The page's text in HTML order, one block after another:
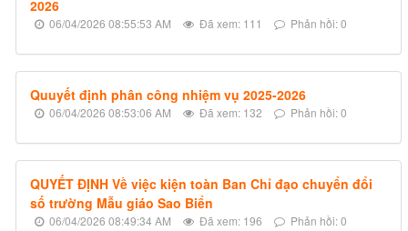
2026
06/04/2026 08:55:53 AM Đã xem: 111 Phản hồi: 0
Quuyết định phân công nhiệm vụ 2025-2026
06/04/2026 08:53:06 AM Đã xem: 132 Phản hồi: 0
QUYẾT ĐỊNH Về việc kiện toàn Ban Chỉ đạo chuyển đổi
số trường Mẫu giáo Sao Biển
06/04/2026 08:49:34 AM Đã xem: 196 Phản hồi: 0